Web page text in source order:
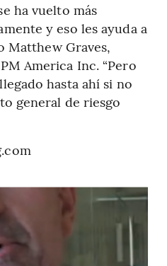
ha vuelto más
y eso les ayuda a
Matthew Graves,
America Inc. “Pero
hasta ahí si no
general de riesgo